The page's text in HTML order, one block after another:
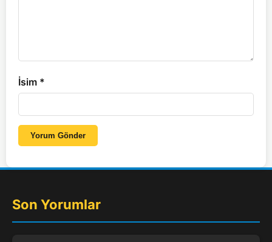
İsim *
Yorum Gönder
Son Yorumlar